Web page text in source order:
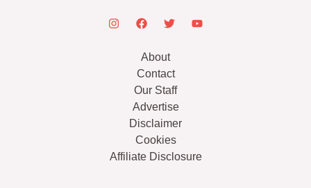
About
Contact
Our Staff
Advertise
Disclaimer
Cookies
Affiliate Disclosure